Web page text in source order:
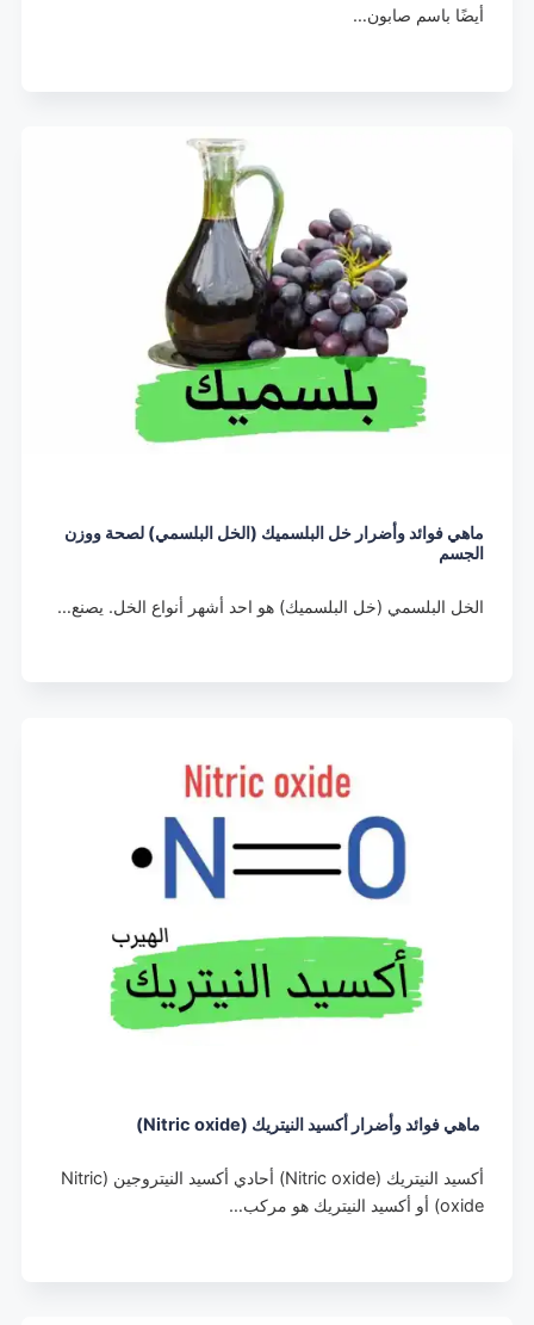
أيضًا باسم صابون…
ماهي فوائد وأضرار خل البلسميك (الخل البلسمي) لصحة ووزن
الجسم
الخل البلسمي (خل البلسميك) هو احد أشهر أنواع الخل. يصنع…
ماهي فوائد وأضرار أكسيد النيتريك (Nitric oxide)
أكسيد النيتريك (Nitric oxide) أحادي أكسيد النيتروجين (Nitric
oxide)‏ أو أكسيد النيتريك هو مركب…